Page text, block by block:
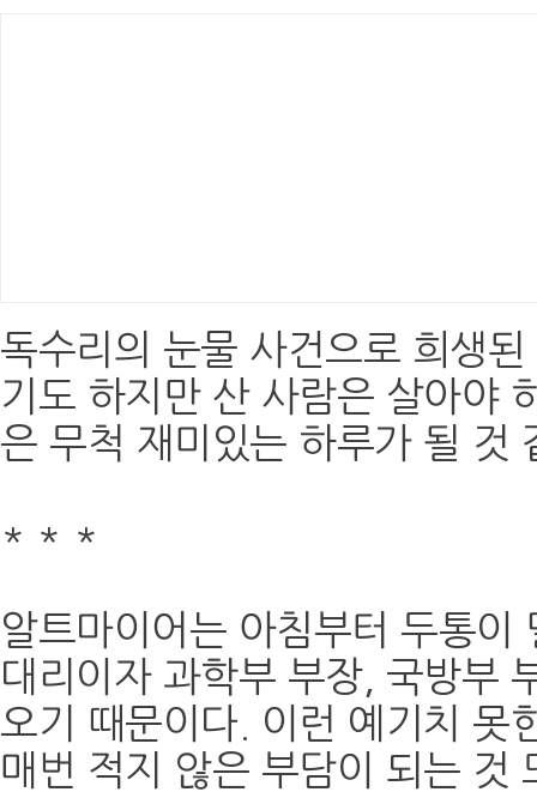
독수리의 눈물 사건으로 희생
기도 하지만 산 사람은 살아야
은 무척 재미있는 하루가 될 것
* * *
알트마이어는 아침부터 두통이
대리이자 과학부 부장, 국방부
오기 때문이다. 이런 예기치 못
매번 적지 않은 부담이 되는 것